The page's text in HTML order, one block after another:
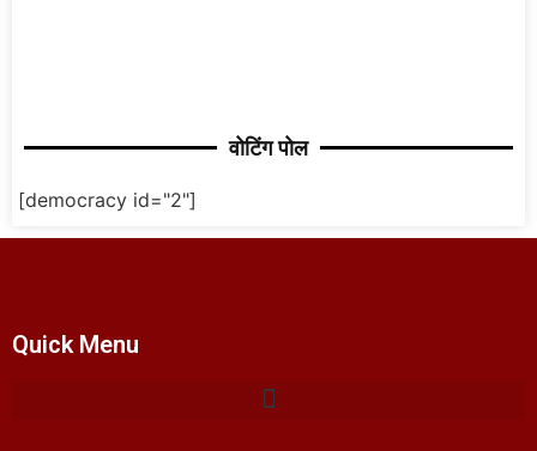
वोटिंग पोल
[democracy id="2"]
Quick Menu